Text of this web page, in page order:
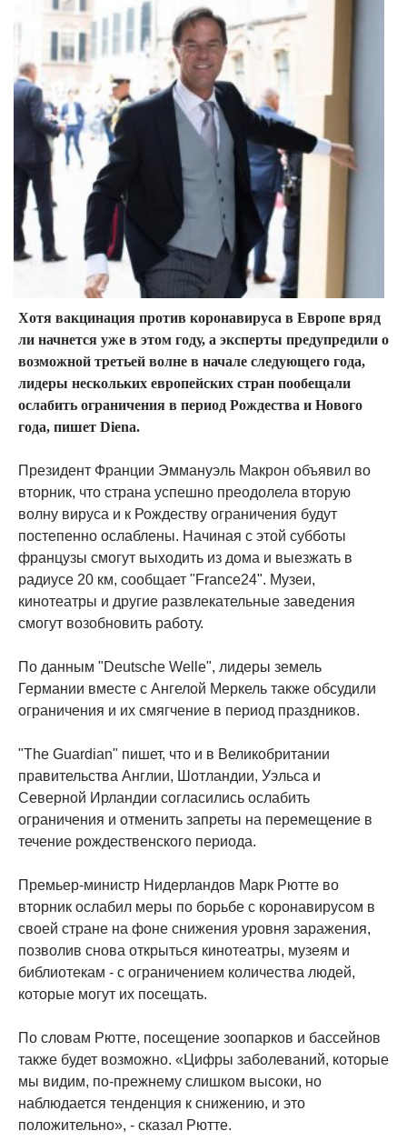
Хотя вакцинация против коронавируса в Европе вряд
ли начнется уже в этом году, а эксперты предупредили о
возможной третьей волне в начале следующего года,
лидеры нескольких европейских стран пообещали
ослабить ограничения в период Рождества и Нового
года, пишет Diena.
Президент Франции Эммануэль Макрон объявил во
вторник, что страна успешно преодолела вторую
волну вируса и к Рождеству ограничения будут
постепенно ослаблены. Начиная с этой субботы
французы смогут выходить из дома и выезжать в
радиусе 20 км, сообщает "France24". Музеи,
кинотеатры и другие развлекательные заведения
смогут возобновить работу.
По данным "Deutsche Welle", лидеры земель
Германии вместе с Ангелой Меркель также обсудили
ограничения и их смягчение в период праздников.
"The Guardian" пишет, что и в Великобритании
правительства Англии, Шотландии, Уэльса и
Северной Ирландии согласились ослабить
ограничения и отменить запреты на перемещение в
течение рождественского периода.
Премьер-министр Нидерландов Марк Рютте во
вторник ослабил меры по борьбе с коронавирусом в
своей стране на фоне снижения уровня заражения,
позволив снова открыться кинотеатры, музеям и
библиотекам - с ограничением количества людей,
которые могут их посещать.
По словам Рютте, посещение зоопарков и бассейнов
также будет возможно. «Цифры заболеваний, которые
мы видим, по-прежнему слишком высоки, но
наблюдается тенденция к снижению, и это
положительно», - сказал Рютте.